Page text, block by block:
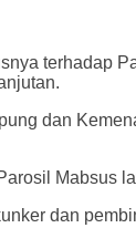
terhadap
dan
Mabsus
dan